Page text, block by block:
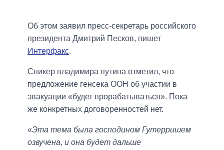
Об этом заявил пресс-секретарь российского
президента Дмитрий Песков, пишет
Интерфакс.
Спикер владимира путина отметил, что
предложение генсека ООН об участии в
эвакуации «будет прорабатываться». Пока
же конкретных договоренностей нет.
«Эта тема была господином Гутерришем
озвучена, и она будет дальше